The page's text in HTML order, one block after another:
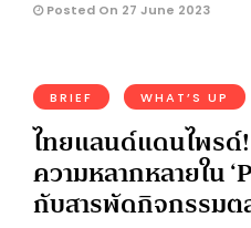
Posted On 27 June 2023
BRIEF WHAT’S UP
ไทยแลนด์แดนไพรด์
ความหลากหลายใน
กับสารพัดกิจกรรม